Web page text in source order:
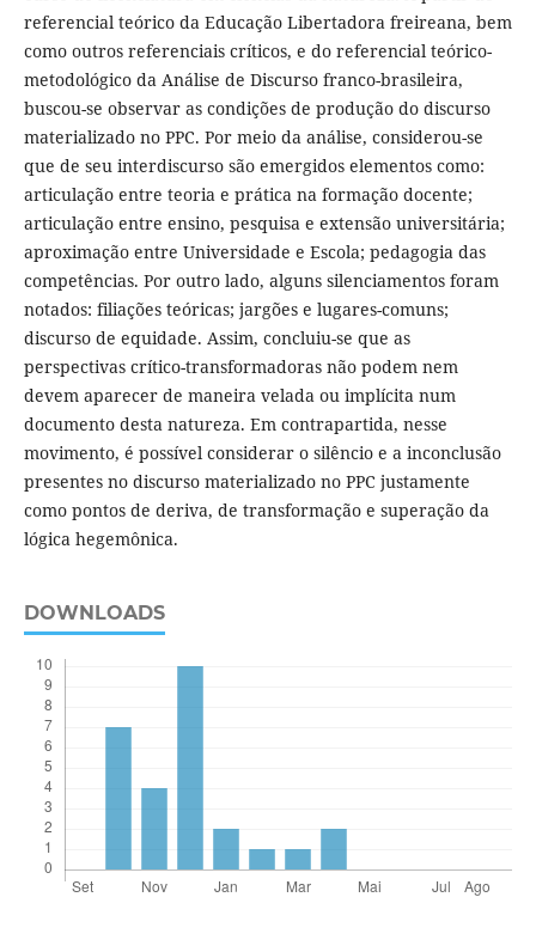
referencial teórico da Educação Libertadora freireana, bem
como outros referenciais críticos, e do referencial teórico-
metodológico da Análise de Discurso franco-brasileira,
buscou-se observar as condições de produção do discurso
materializado no PPC. Por meio da análise, considerou-se
que de seu interdiscurso são emergidos elementos como:
articulação entre teoria e prática na formação docente;
articulação entre ensino, pesquisa e extensão universitária;
aproximação entre Universidade e Escola; pedagogia das
competências. Por outro lado, alguns silenciamentos foram
notados: filiações teóricas; jargões e lugares-comuns;
discurso de equidade. Assim, concluiu-se que as
perspectivas crítico-transformadoras não podem nem
devem aparecer de maneira velada ou implícita num
documento desta natureza. Em contrapartida, nesse
movimento, é possível considerar o silêncio e a inconclusão
presentes no discurso materializado no PPC justamente
como pontos de deriva, de transformação e superação da
lógica hegemônica.
DOWNLOADS